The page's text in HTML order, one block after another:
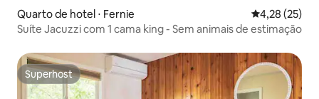
Quarto de hotel ⋅ Fernie 4,28 de uma
4,28 (25)
Suíte Jacuzzi com 1 cama king - Sem animais de estimação
Superhost
Superhost